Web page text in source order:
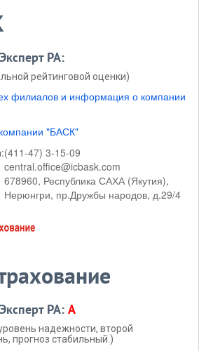
РА:
рейтинговой оценки)
филиалов и информация о компании
"БАСК"
(411-47) 3-15-09
central.office@icbask.com
678960, Республика САХА (Якутия),
Нерюнгри, пр.Дружбы народов, д.29/4
РА: A
надежности, второй
прогноз стабильный.)